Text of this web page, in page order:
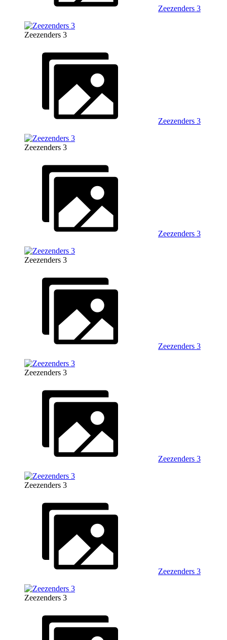
Zeezenders 3
Zeezenders 3
Zeezenders 3
Zeezenders 3
Zeezenders 3
Zeezenders 3
Zeezenders 3
Zeezenders 3
Zeezenders 3
Zeezenders 3
Zeezenders 3
Zeezenders 3